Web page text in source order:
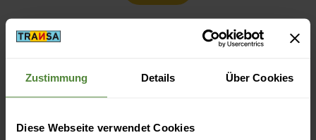
Zustimmung Details Über Cookies
Diese Webseite verwendet Cookies
Kostenloser Versand ab CHF 99